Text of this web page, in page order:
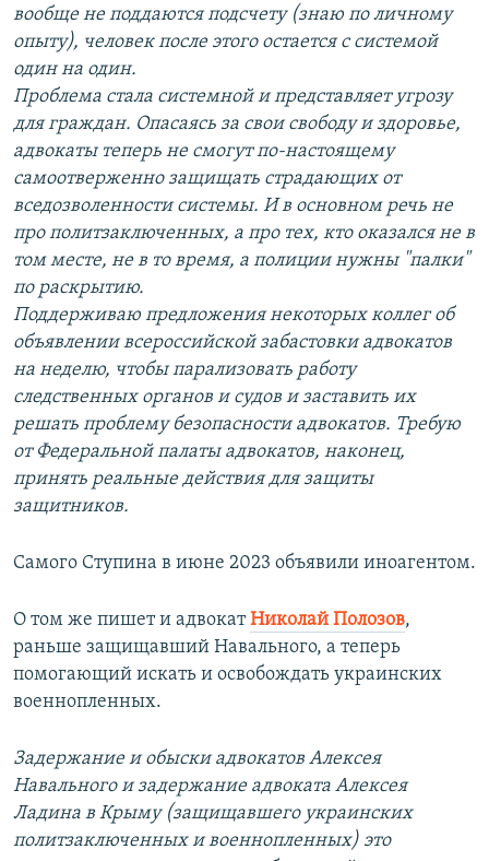
вообще не поддаются подсчету (знаю по личному
опыту), человек после этого остается с системой
один на один.
Проблема стала системной и представляет угрозу
для граждан. Опасаясь за свои свободу и здоровье,
адвокаты теперь не смогут по-настоящему
самоотверженно защищать страдающих от
вседозволенности системы. И в основном речь не
про политзаключенных, а про тех, кто оказался не в
том месте, не в то время, а полиции нужны "палки"
по раскрытию.
Поддерживаю предложения некоторых коллег об
объявлении всероссийской забастовки адвокатов
на неделю, чтобы парализовать работу
следственных органов и судов и заставить их
решать проблему безопасности адвокатов. Требую
от Федеральной палаты адвокатов, наконец,
принять реальные действия для защиты
защитников.
Самого Ступина в июне 2023 объявили иноагентом.
О том же пишет и адвокатНиколай Полозов,
раньше защищавший Навального, а теперь
помогающий искать и освобождать украинских
военнопленных.
Задержание и обыски адвокатов Алексея
Навального и задержание адвоката Алексея
Ладина в Крыму (защищавшего украинских
политзаключенных и военнопленных) это